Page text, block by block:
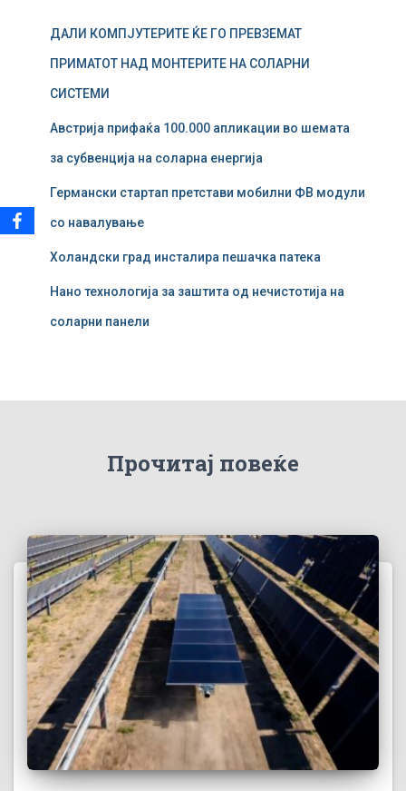
ДАЛИ КОМПЈУТЕРИТЕ ЌЕ ГО ПРЕВЗЕМАТ
ПРИМАТОТ НАД МОНТЕРИТЕ НА СОЛАРНИ
СИСТЕМИ
Австрија прифаќа 100.000 апликации во шемата
за субвенција на соларна енергија
Германски стартап претстави мобилни ФВ модули
со навалување
Холандски град инсталира пешачка патека
Нано технологија за заштита од нечистотија на
соларни панели
Прочитај повеќе